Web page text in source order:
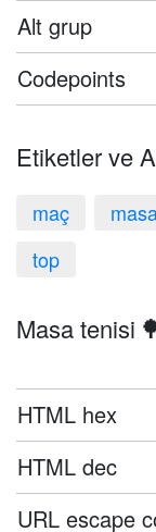
Alt grup
Codepoints
Etiketler ve
maç
top
Masa tenisi
HTML hex
HTML dec
URL escape